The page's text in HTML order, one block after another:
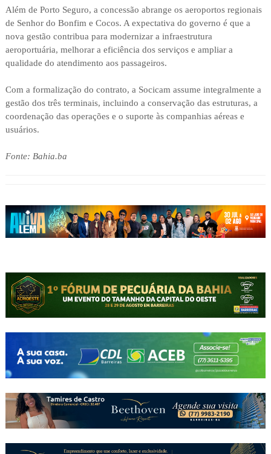
Além de Porto Seguro, a concessão abrange os aeroportos regionais
de Senhor do Bonfim e Cocos. A expectativa do governo é que a
nova gestão contribua para modernizar a infraestrutura
aeroportuária, melhorar a eficiência dos serviços e ampliar a
qualidade do atendimento aos passageiros.
Com a formalização do contrato, a Socicam assume integralmente a
gestão dos três terminais, incluindo a conservação das estruturas, a
coordenação das operações e o suporte às companhias aéreas e
usuários.
Fonte: Bahia.ba